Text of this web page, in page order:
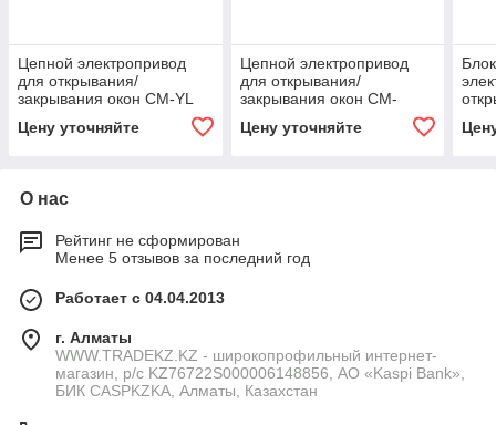
Цепной электропривод
для открывания/
закрывания окон CM-YL
Цену уточняйте
Цепной электропривод
для открывания/
закрывания окон CM-
Цену уточняйте
О нас
Рейтинг не сформирован
Менее 5 отзывов за последний год
Работает с 04.04.2013
г. Алматы
WWW.TRADEKZ.KZ - широкопрофильный интернет-
магазин, р/с KZ76722S000006148856, АО «Kaspi Bank»,
БИК CASPKZKA, Алматы, Казахстан